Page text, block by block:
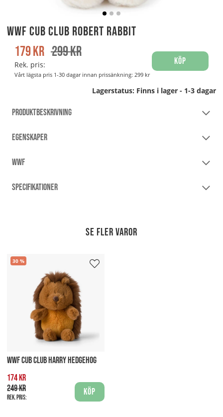
WWF Cub Club Robert Rabbit
299kr
179kr
Rek. pris:
Vårt lägsta pris 1-30 dagar innan prissänkning: 299 kr
Köp
Lagerstatus: Finns i lager - 1-3 dagar
PRODUKTBESKRIVNING
EGENSKAPER
WWF
SPECIFIKATIONER
Se fler varor
30
WWF CUB CLUB HARRY HEDGEHOG
174 kr
249 kr
Rek. pris:
Köp